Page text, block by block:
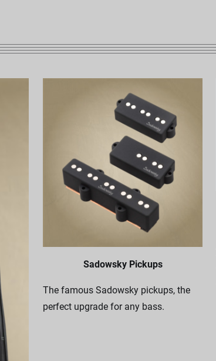
Sadowsky Pickups
The famous Sadowsky pickups, the
perfect upgrade for any bass.